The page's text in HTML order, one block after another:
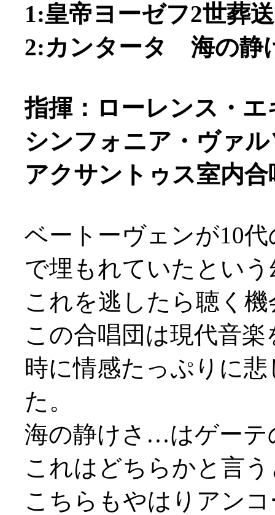
1:皇帝ヨーゼフ2世葬
2:カンタータ 海の静
指揮：ローレンス・エ
シンフォニア・ヴァ
アクサントゥス室内合
ベートーヴェンが10
で埋もれていたとい
これを逃したら聴く
この合唱団は現代音
時に情感たっぷりに
た。
海の静けさ…はゲーテ
これはどちらかと言
こちらもやはりアン